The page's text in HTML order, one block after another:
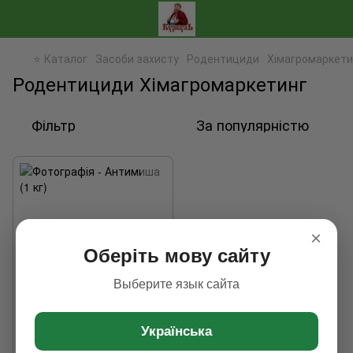
⭐ Каталог Засоби захисту Родентициди
Родентициди Хімагромаркетинг
Фільтр За популярністю
×
Оберіть мову сайту
Выберите язык сайта
Українська